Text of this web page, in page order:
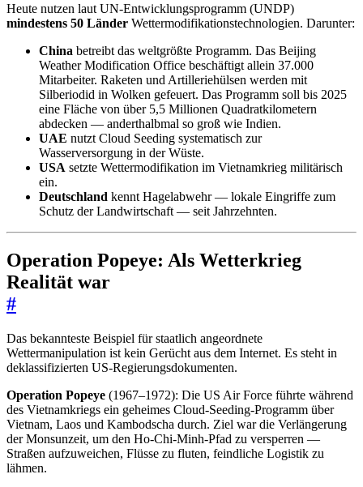
Heute nutzen laut UN-Entwicklungsprogramm (UNDP)
mindestens 50 Länder Wettermodifikationstechnologien. Darunter:
China betreibt das weltgrößte Programm. Das Beijing
Weather Modification Office beschäftigt allein 37.000
Mitarbeiter. Raketen und Artilleriehülsen werden mit
Silberiodid in Wolken gefeuert. Das Programm soll bis 2025
eine Fläche von über 5,5 Millionen Quadratkilometern
abdecken — anderthalbmal so groß wie Indien.
UAE nutzt Cloud Seeding systematisch zur
Wasserversorgung in der Wüste.
USA setzte Wettermodifikation im Vietnamkrieg militärisch
ein.
Deutschland kennt Hagelabwehr — lokale Eingriffe zum
Schutz der Landwirtschaft — seit Jahrzehnten.
Operation Popeye: Als Wetterkrieg
Realität war
#
Das bekannteste Beispiel für staatlich angeordnete
Wettermanipulation ist kein Gerücht aus dem Internet. Es steht in
deklassifizierten US-Regierungsdokumenten.
Operation Popeye (1967–1972): Die US Air Force führte während
des Vietnamkriegs ein geheimes Cloud-Seeding-Programm über
Vietnam, Laos und Kambodscha durch. Ziel war die Verlängerung
der Monsunzeit, um den Ho-Chi-Minh-Pfad zu versperren —
Straßen aufzuweichen, Flüsse zu fluten, feindliche Logistik zu
lähmen.